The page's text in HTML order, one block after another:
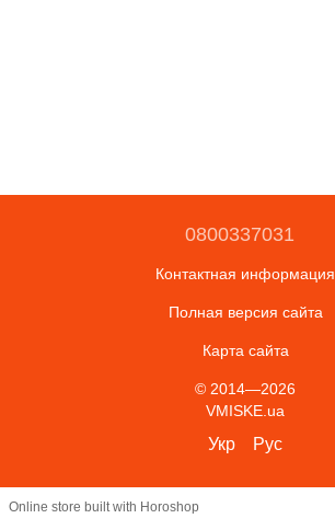
0800337031
Контактная информация
Полная версия сайта
Карта сайта
© 2014—2026
VMISKE.ua
Укр Рус
Online store built with Horoshop